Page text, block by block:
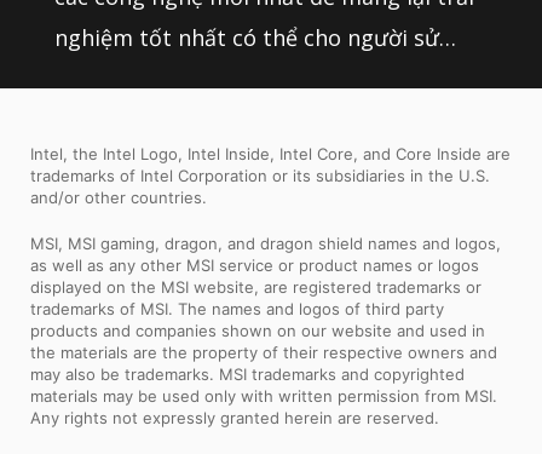
Chỉ sử dụng những linh kiện tốt nhất và
dụng. Tất cả bo mạch chủ MSI đêu được
kiểm tra chất lượng nghiêm ngặt trong
những điều kiện khắc nghiệt để có thể
đảm bảo rằng có thể hoạt động bền bỉ,
lâu dài.
trademarks of Intel Corporation or its subsidiaries in the U.S.
and/or other countries.
MSI, MSI gaming, dragon, and dragon shield names and logos,
as well as any other MSI service or product names or logos
displayed on the MSI website, are registered trademarks or
trademarks of MSI. The names and logos of third party
products and companies shown on our website and used in
the materials are the property of their respective owners and